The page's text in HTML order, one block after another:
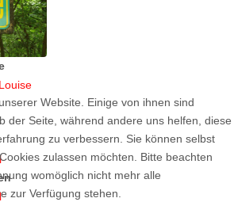
Website. Einige von ihnen sind
der Seite, während andere uns helfen, diese
zu verbessern. Sie können selbst
zulassen möchten. Bitte beachten
womöglich nicht mehr alle
zur Verfügung stehen.